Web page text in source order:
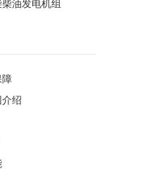
油发电机组
障
绍